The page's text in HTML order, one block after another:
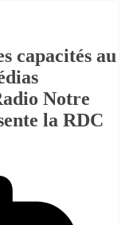
capacités au
Notre
la RDC